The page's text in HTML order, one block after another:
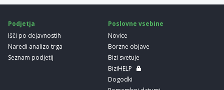
Podjetja
Išči po dejavnostih
Naredi analizo trga
Seznam podjetij
Poslovne vsebine
Novice
Borzne objave
Bizi svetuje
BiziHELP
Dogodki